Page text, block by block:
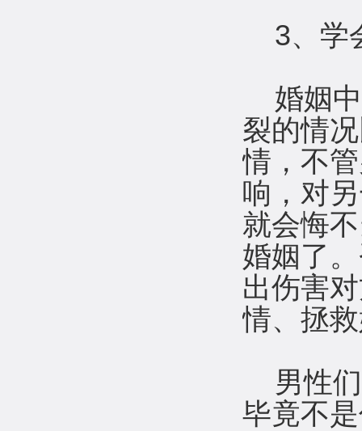
3、学
婚姻中
裂的情
情，不
响，对
就会悔
婚姻了
出伤害
情、拯
男性们
毕竟不